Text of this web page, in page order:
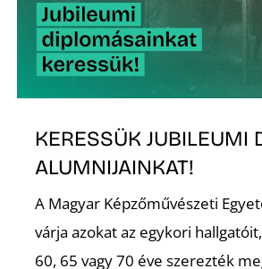
KERESSÜK JUBILEUMI
ALUMNIJAINKAT!
A Magyar Képzőművészeti
várja azokat az egykori
60, 65 vagy 70 éve szerezték